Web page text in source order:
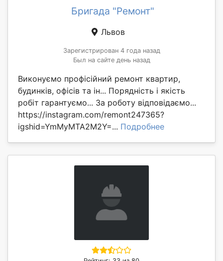
Бригада "Ремонт"
Львов
Зарегистрирован 4 года назад
Был на сайте день назад
Виконуємо профісійний ремонт квартир,
будинків, офісів та ін... Порядність і якість
робіт гарантуємо... За роботу відповідаємо...
https://instagram.com/remont247365?
igshid=YmMyMTA2M2Y=... Подробнее